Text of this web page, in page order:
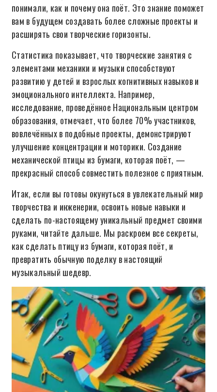
понимали, как и почему она поёт. Это знание поможет
вам в будущем создавать более сложные проекты и
расширять свои творческие горизонты.
Статистика показывает, что творческие занятия с
элементами механики и музыки способствуют
развитию у детей и взрослых когнитивных навыков и
эмоционального интеллекта. Например,
исследование, проведённое Национальным центром
образования, отмечает, что более 70% участников,
вовлечённых в подобные проекты, демонстрируют
улучшение концентрации и моторики. Создание
механической птицы из бумаги, которая поёт, —
прекрасный способ совместить полезное с приятным.
Итак, если вы готовы окунуться в увлекательный мир
творчества и инженерии, освоить новые навыки и
сделать по-настоящему уникальный предмет своими
руками, читайте дальше. Мы раскроем все секреты,
как сделать птицу из бумаги, которая поёт, и
превратить обычную поделку в настоящий
музыкальный шедевр.